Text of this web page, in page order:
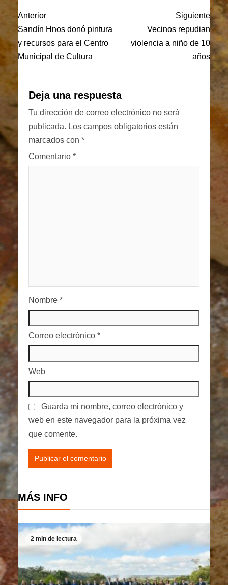
Anterior
Sandín Hnos donó pintura
y recursos para el Centro
Municipal de Cultura
Siguiente
Vecinos repudian
violencia a niño de 10
años
Deja una respuesta
Tu dirección de correo electrónico no será
publicada. Los campos obligatorios están
marcados con *
Comentario *
Nombre *
Correo electrónico *
Web
Guarda mi nombre, correo electrónico y
web en este navegador para la próxima vez
que comente.
MÁS INFO
2 min de lectura